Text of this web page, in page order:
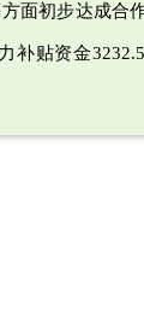
面初步达成合
补贴资金